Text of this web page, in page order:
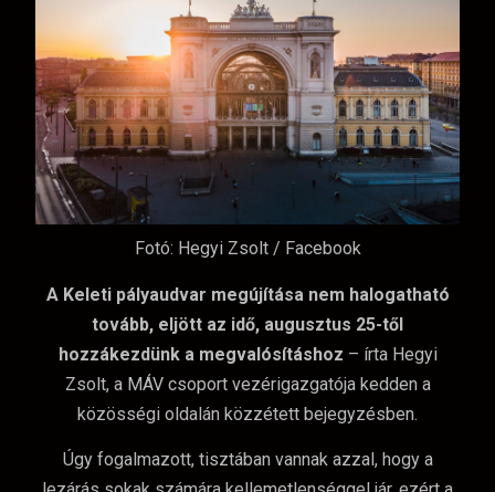
Fotó: Hegyi Zsolt / Facebook
A Keleti pályaudvar megújítása nem halogatható
tovább, eljött az idő, augusztus 25-től
hozzákezdünk a megvalósításhoz – írta Hegyi
Zsolt, a MÁV csoport vezérigazgatója kedden a
közösségi oldalán közzétett bejegyzésben.
Úgy fogalmazott, tisztában vannak azzal, hogy a